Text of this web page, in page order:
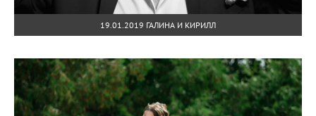
19.01.2019 ГАЛИНА И КИРИЛЛ